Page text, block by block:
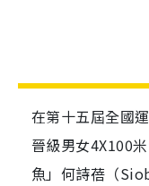
在第十五屆全國
晉級男女4X100
魚」何詩蓓（